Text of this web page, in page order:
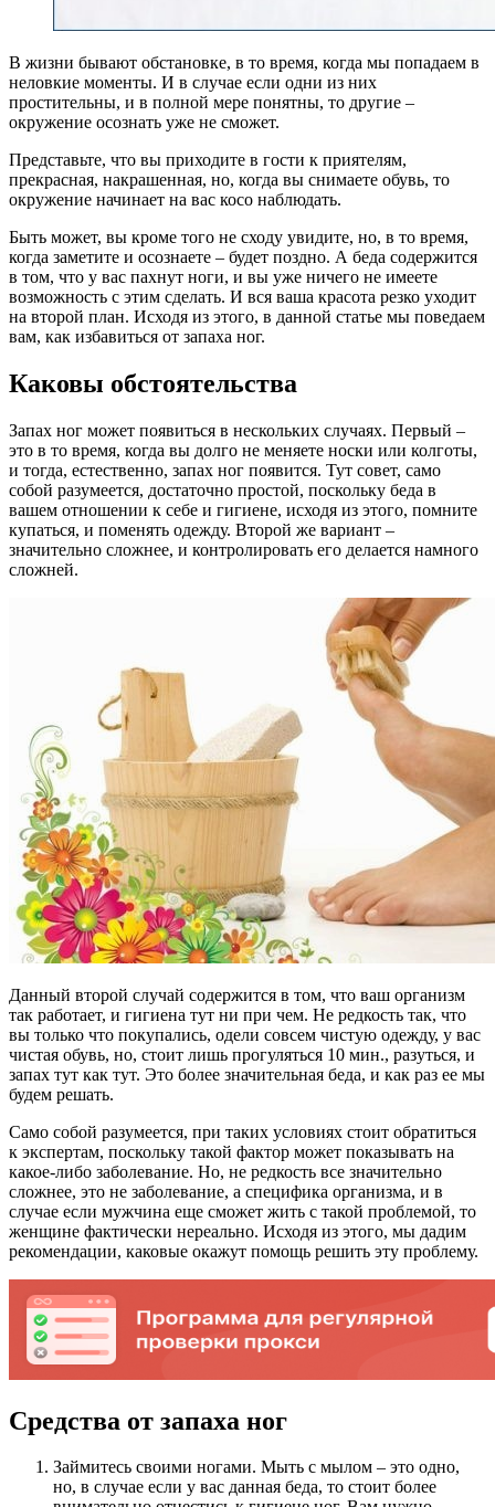
В жизни бывают обстановке, в то время, когда мы попадаем в
неловкие моменты. И в случае если одни из них
простительны, и в полной мере понятны, то другие –
окружение осознать уже не сможет.
Представьте, что вы приходите в гости к приятелям,
прекрасная, накрашенная, но, когда вы снимаете обувь, то
окружение начинает на вас косо наблюдать.
Быть может, вы кроме того не сходу увидите, но, в то время,
когда заметите и осознаете – будет поздно. А беда содержится
в том, что у вас пахнут ноги, и вы уже ничего не имеете
возможность с этим сделать. И вся ваша красота резко уходит
на второй план. Исходя из этого, в данной статье мы поведаем
вам, как избавиться от запаха ног.
Каковы обстоятельства
Запах ног может появиться в нескольких случаях. Первый –
это в то время, когда вы долго не меняете носки или колготы,
и тогда, естественно, запах ног появится. Тут совет, само
собой разумеется, достаточно простой, поскольку беда в
вашем отношении к себе и гигиене, исходя из этого, помните
купаться, и поменять одежду. Второй же вариант –
значительно сложнее, и контролировать его делается намного
сложней.
Данный второй случай содержится в том, что ваш организм
так работает, и гигиена тут ни при чем. Не редкость так, что
вы только что покупались, одели совсем чистую одежду, у вас
чистая обувь, но, стоит лишь прогуляться 10 мин., разуться, и
запах тут как тут. Это более значительная беда, и как раз ее мы
будем решать.
Само собой разумеется, при таких условиях стоит обратиться
к экспертам, поскольку такой фактор может показывать на
какое-либо заболевание. Но, не редкость все значительно
сложнее, это не заболевание, а специфика организма, и в
случае если мужчина еще сможет жить с такой проблемой, то
женщине фактически нереально. Исходя из этого, мы дадим
рекомендации, каковые окажут помощь решить эту проблему.
Средства от запаха ног
Займитесь своими ногами. Мыть с мылом – это одно,
но, в случае если у вас данная беда, то стоит более